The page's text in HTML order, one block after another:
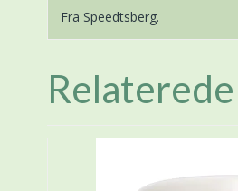
Fra Speedtsberg.